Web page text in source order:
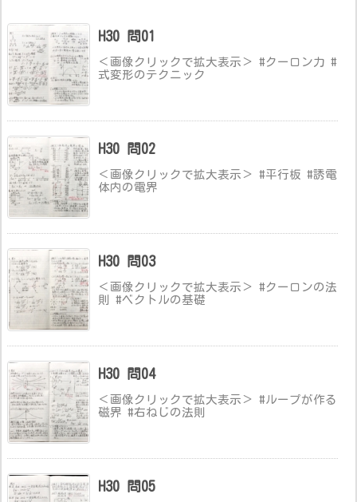
H30 問01
＜画像クリックで拡大表示＞ #クーロン力 #
式変形のテクニック
H30 問02
＜画像クリックで拡大表示＞ #平行板 #誘電
体内の電界
H30 問03
＜画像クリックで拡大表示＞ #クーロンの法
則 #ベクトルの基礎
H30 問04
＜画像クリックで拡大表示＞ #ループが作る
磁界 #右ねじの法則
H30 問05